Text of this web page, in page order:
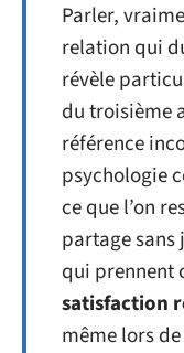
Parler,
relation qui
révèle
du troisième
référence
psychologie
ce que l’on
partage sans
qui prennent
satisfaction
même lors